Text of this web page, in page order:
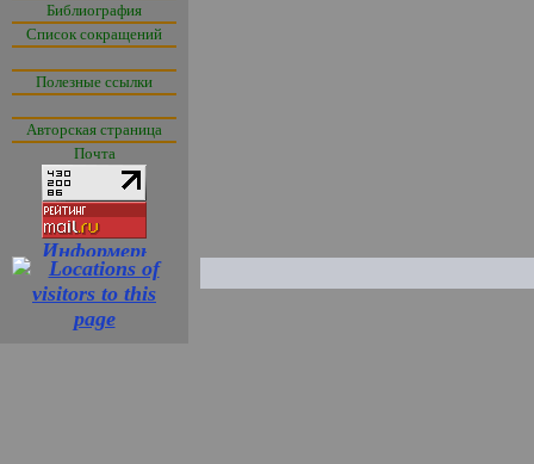
Библиография
Список сокращений
Полезные ссылки
Авторская страница
Почта